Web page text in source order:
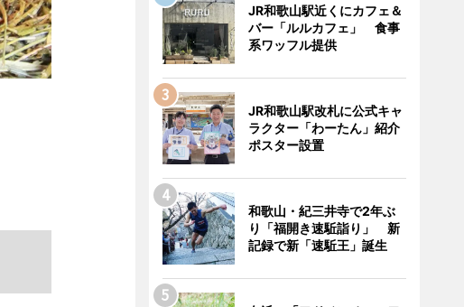
JR和歌山駅近くにカフェ＆
バー「ルルカフェ」 食事
系ワッフル提供
JR和歌山駅改札に公式キャ
ラクター「わーたん」紹介
ポスター設置
和歌山・紀三井寺で2年ぶ
り「福開き速駈詣り」 新
記録で新「速駈王」誕生